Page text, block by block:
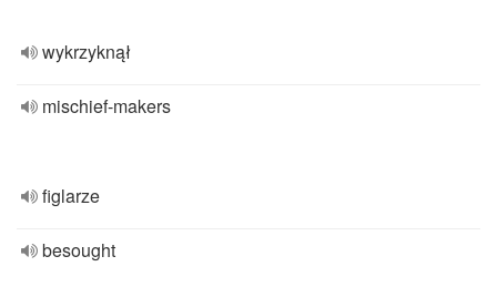
wykrzyknął
mischief-makers
figlarze
besought